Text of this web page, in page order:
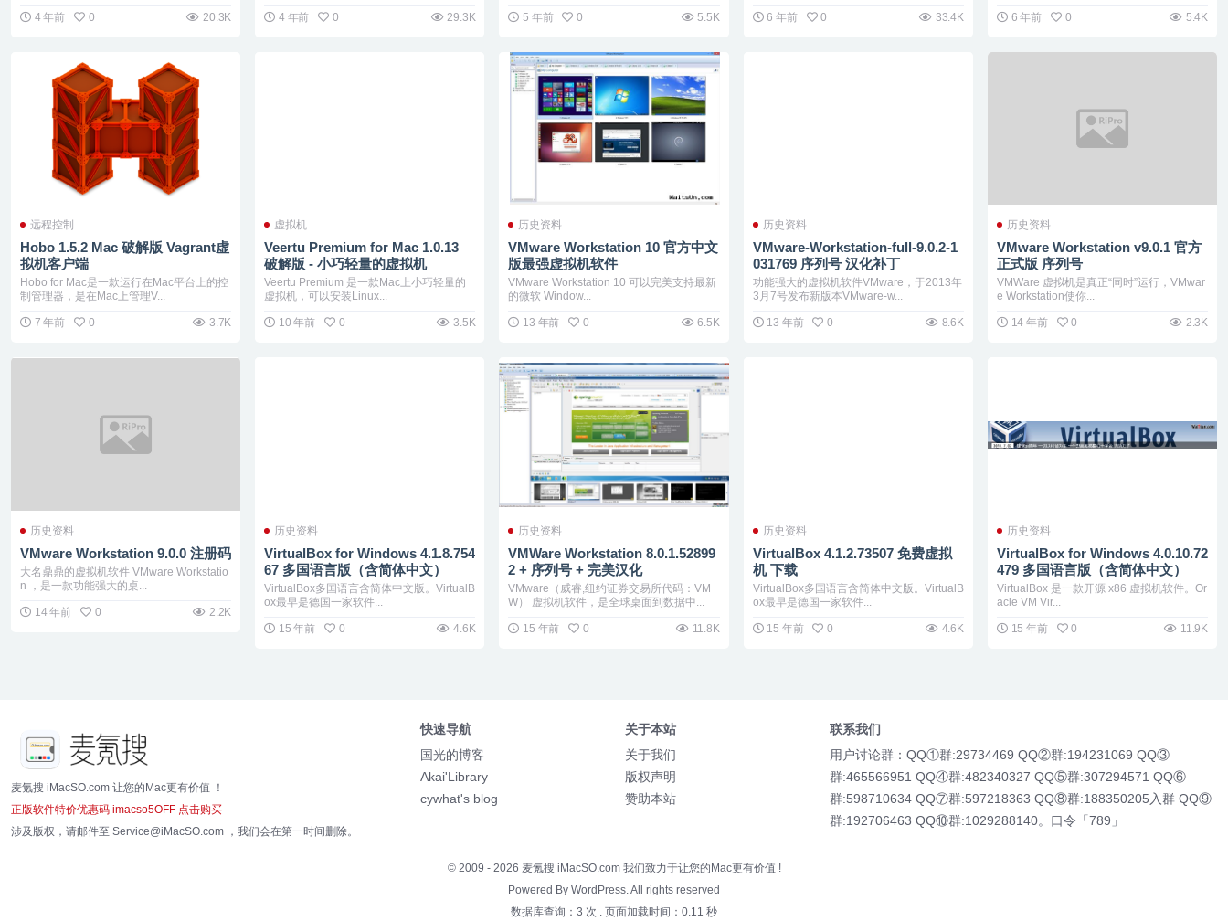
4 年前
0 20.3K 4 年前 0 29.3K 5 年前 0 5.5K 6 年前 0 33.4K 6 年前 0 5.4K
远程控制
Hobo 1.5.2 Mac 破解版 Vagrant虚
拟机客户端
Hobo for Mac是一款运行在Mac平台上的控
制管理器，是在Mac上管理V...
7 年前 0 3.7K
虚拟机
Veertu Premium for Mac 1.0.13
破解版 - 小巧轻量的虚拟机
Veertu Premium 是一款Mac上小巧轻量的
虚拟机，可以安装Linux...
10 年前 0 3.5K
历史资料
VMware Workstation 10 官方中文
版最强虚拟机软件
VMware Workstation 10 可以完美支持最新
的微软 Window...
13 年前 0 6.5K
历史资料
VMware-Workstation-full-9.0.2-1
031769 序列号 汉化补丁
功能强大的虚拟机软件VMware，于2013年
3月7号发布新版本VMware-w...
13 年前 0 8.6K
历史资料
VMware Workstation v9.0.1 官方
正式版 序列号
VMWare 虚拟机是真正“同时”运行，VMwar
e Workstation使你...
14 年前 0 2.3K
历史资料
VMware Workstation 9.0.0 注册码
大名鼎鼎的虚拟机软件 VMware Workstatio
n ，是一款功能强大的桌...
14 年前 0 2.2K
历史资料
VirtualBox for Windows 4.1.8.754
67 多国语言版（含简体中文）
VirtualBox多国语言含简体中文版。VirtualB
ox最早是德国一家软件...
15 年前 0 4.6K
历史资料
VMWare Workstation 8.0.1.52899
2 + 序列号 + 完美汉化
VMware（威睿,纽约证券交易所代码：VM
W） 虚拟机软件，是全球桌面到数据中...
15 年前 0 11.8K
历史资料
VirtualBox 4.1.2.73507 免费虚拟
机 下载
VirtualBox多国语言含简体中文版。VirtualB
ox最早是德国一家软件...
15 年前 0 4.6K
历史资料
VirtualBox for Windows 4.0.10.72
479 多国语言版（含简体中文）
VirtualBox 是一款开源 x86 虚拟机软件。Or
acle VM Vir...
15 年前 0 11.9K
麦氪搜 iMacSO.com 让您的Mac更有价值 ！
正版软件特价优惠码 imacso5OFF 点击购买
涉及版权，请邮件至 Service@iMacSO.com ，我们会在第一时间删除。
快速导航
国光的博客
Akai'Library
cywhat's blog
关于本站
关于我们
版权声明
赞助本站
联系我们
用户讨论群：QQ①群:29734469 QQ②群:194231069 QQ③
群:465566951 QQ④群:482340327 QQ⑤群:307294571 QQ⑥
群:598710634 QQ⑦群:597218363 QQ⑧群:188350205入群 QQ⑨
群:192706463 QQ⑩群:1029288140。口令「789」
© 2009 - 2026 麦氪搜 iMacSO.com 我们致力于让您的Mac更有价值 !
Powered By WordPress. All rights reserved
数据库查询：3 次 . 页面加载时间：0.11 秒